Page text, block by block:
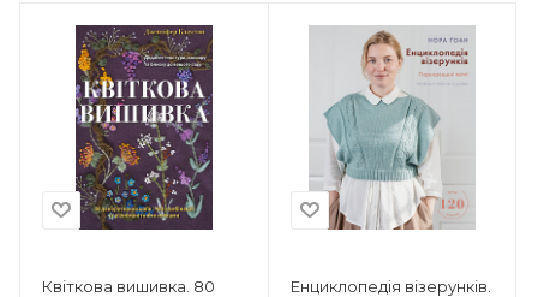
Квіткова вишивка. 80
Енциклопедія візерунків.